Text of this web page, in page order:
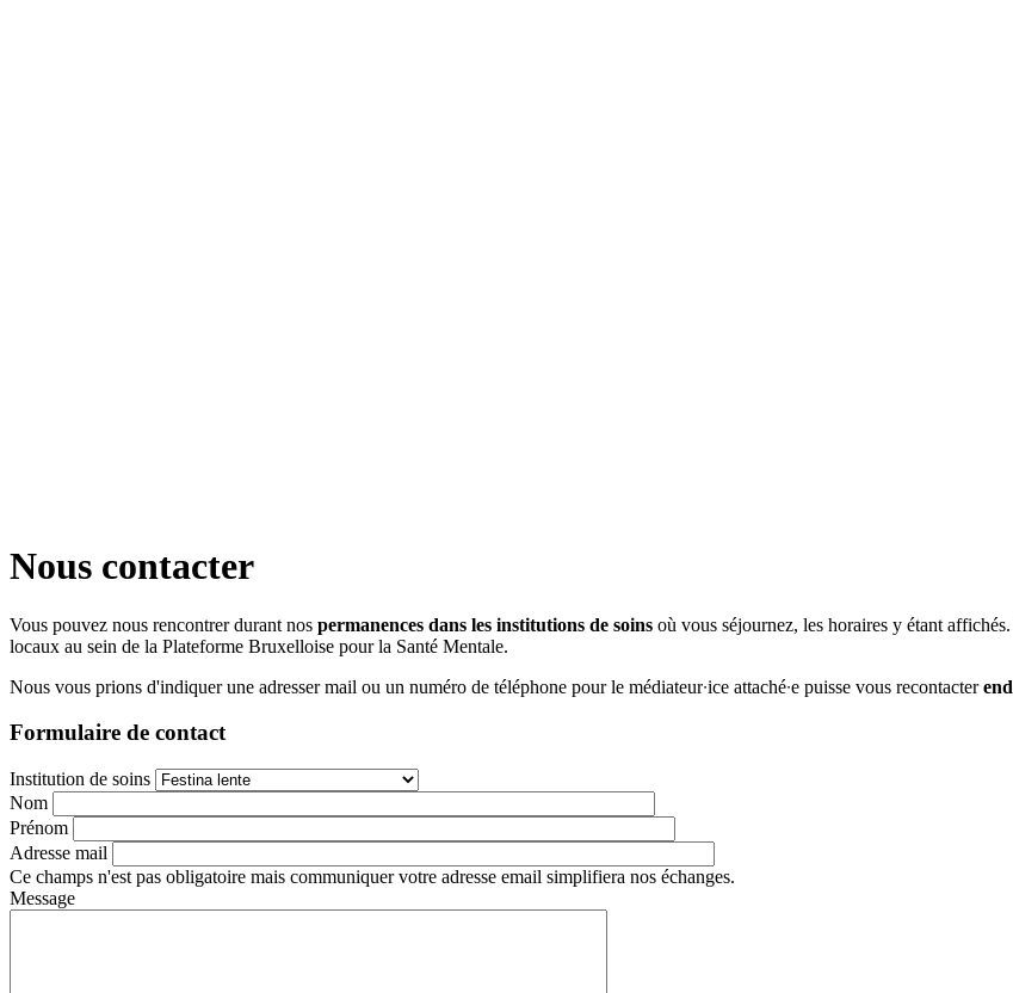
Nous contacter
Vous pouvez nous rencontrer durant nos permanences dans les institutions de soins où vous séjournez, les horaires y étant
locaux au sein de la Plateforme Bruxelloise pour la Santé Mentale.
Nous vous prions d'indiquer une adresser mail ou un numéro de téléphone pour le médiateur∙ice attaché∙e puisse vous recontacter
Formulaire de contact
Institution de soins
Nom
Prénom
Adresse mail
Ce champs n'est pas obligatoire mais communiquer votre adresse email simplifiera nos échanges.
Message